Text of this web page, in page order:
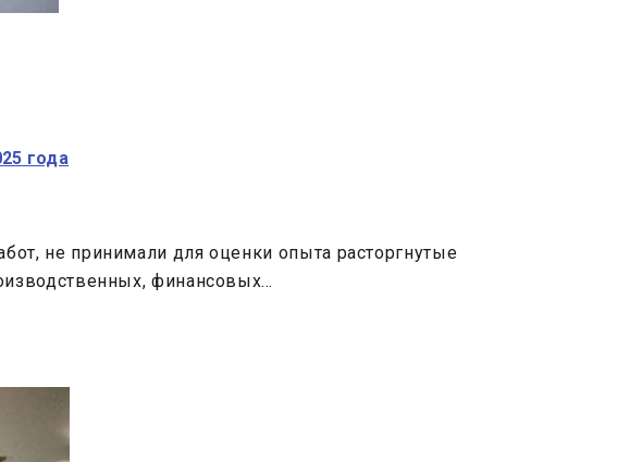
года
не принимали для оценки опыта расторгнутые
финансовых…